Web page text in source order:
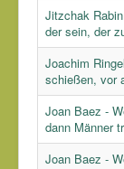
Jitzchak
der sein, der
Joachim
schießen, vor
Joan Baez -
dann Männer
Joan Baez -